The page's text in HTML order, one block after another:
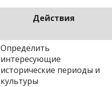
Действия
Определить
интересующие
исторические периоды и
культуры